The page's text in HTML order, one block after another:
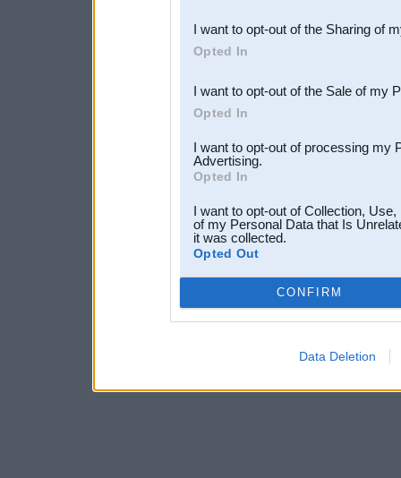
Downstream Participants
third parties.
I want to opt-out of the Sharing of
Opted In
I want to opt-out of the Sale of my
Opted In
I want to opt-out of processing my
Advertising.
Opted In
I want to opt-out of Collection,
of my Personal Data that Is
it was collected.
Opted Out
CONFIRM
Data Deletion